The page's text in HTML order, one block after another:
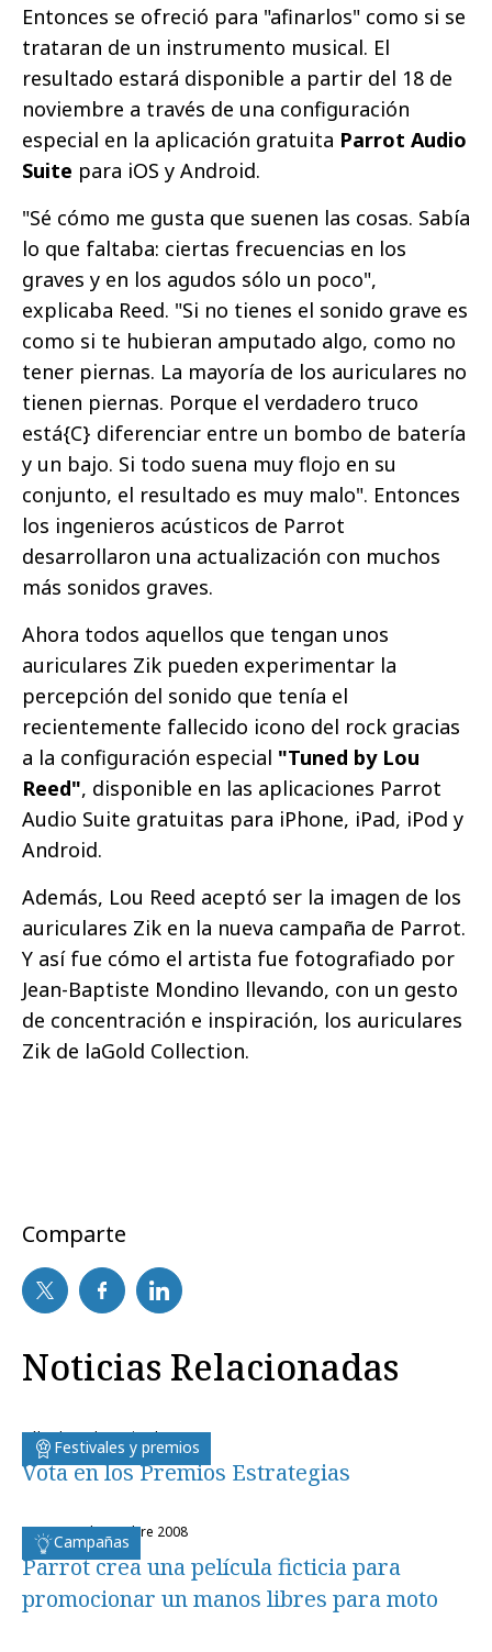
Entonces se ofreció para "afinarlos" como si se
trataran de un instrumento musical. El
resultado estará disponible a partir del 18 de
noviembre a través de una configuración
especial en la aplicación gratuita Parrot Audio
Suite para iOS y Android.
"Sé cómo me gusta que suenen las cosas. Sabía
lo que faltaba: ciertas frecuencias en los
graves y en los agudos sólo un poco",
explicaba Reed. "Si no tienes el sonido grave es
como si te hubieran amputado algo, como no
tener piernas. La mayoría de los auriculares no
tienen piernas. Porque el verdadero truco
está{C} diferenciar entre un bombo de batería
y un bajo. Si todo suena muy flojo en su
conjunto, el resultado es muy malo". Entonces
los ingenieros acústicos de Parrot
desarrollaron una actualización con muchos
más sonidos graves.
Ahora todos aquellos que tengan unos
auriculares Zik pueden experimentar la
percepción del sonido que tenía el
recientemente fallecido icono del rock gracias
a la configuración especial "Tuned by Lou
Reed", disponible en las aplicaciones Parrot
Audio Suite gratuitas para iPhone, iPad, iPod y
Android.
Además, Lou Reed aceptó ser la imagen de los
auriculares Zik en la nueva campaña de Parrot.
Y así fue cómo el artista fue fotografiado por
Jean-Baptiste Mondino llevando, con un gesto
de concentración e inspiración, los auriculares
Zik de laGold Collection.
Comparte
Noticias Relacionadas
Festivales y premios
sábado, 1 de noviembre 2008
Vota en los Premios Estrategias
Campañas
lunes, 13 de octubre 2008
Parrot crea una película ficticia para
promocionar un manos libres para moto